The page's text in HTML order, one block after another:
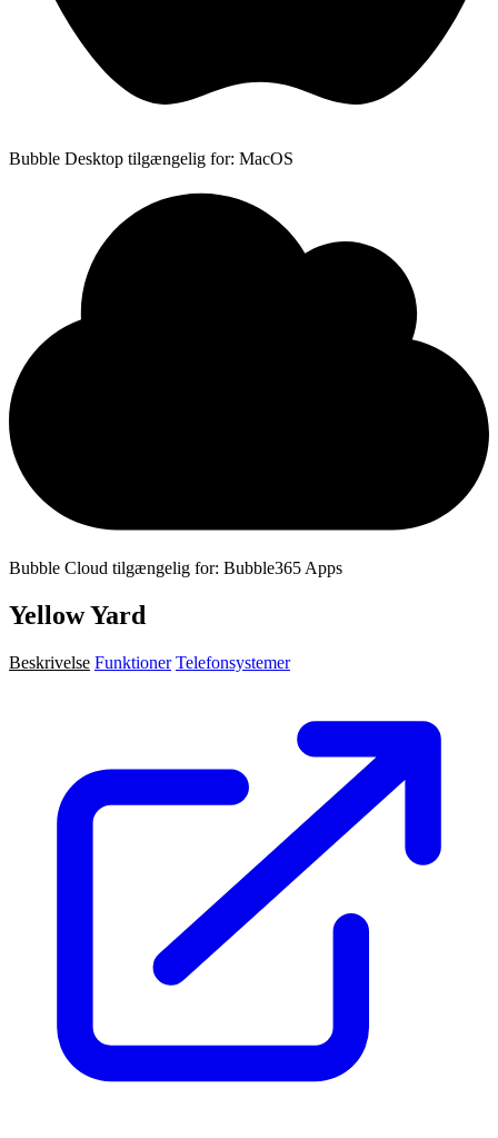
Bubble Desktop tilgængelig for: MacOS
Bubble Cloud tilgængelig for: Bubble365 Apps
Yellow Yard
Beskrivelse Funktioner Telefonsystemer